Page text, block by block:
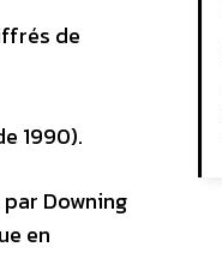
de
1990).
Downing
en